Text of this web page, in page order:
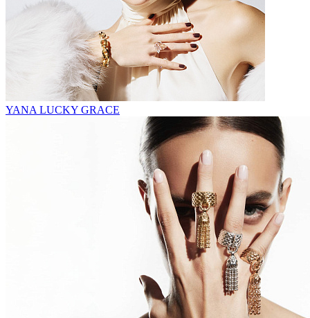
YANA LUCKY GRACE